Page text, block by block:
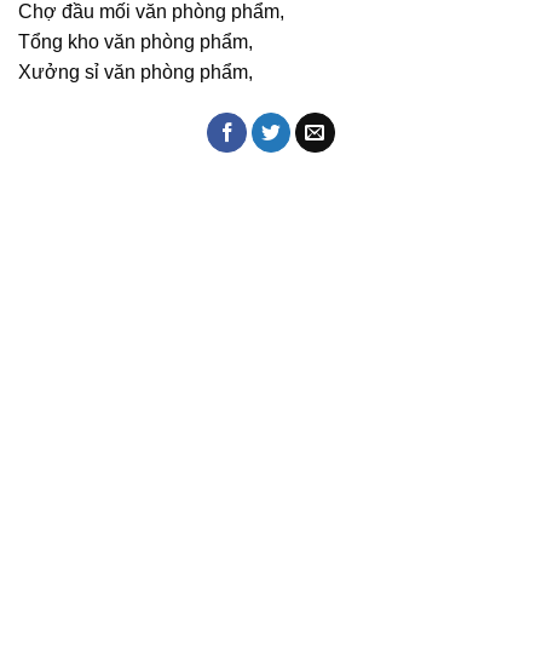
Chợ đầu mối văn phòng phẩm,
Tổng kho văn phòng phẩm,
Xưởng sỉ văn phòng phẩm,